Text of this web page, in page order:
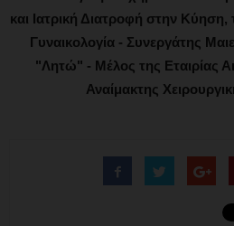
και Ιατρική Διατροφή στην Κύηση,
Γυναικολογία - Συνεργάτης
"Λητώ" - Μέλος της Εταιρίας
Αναίμακτης